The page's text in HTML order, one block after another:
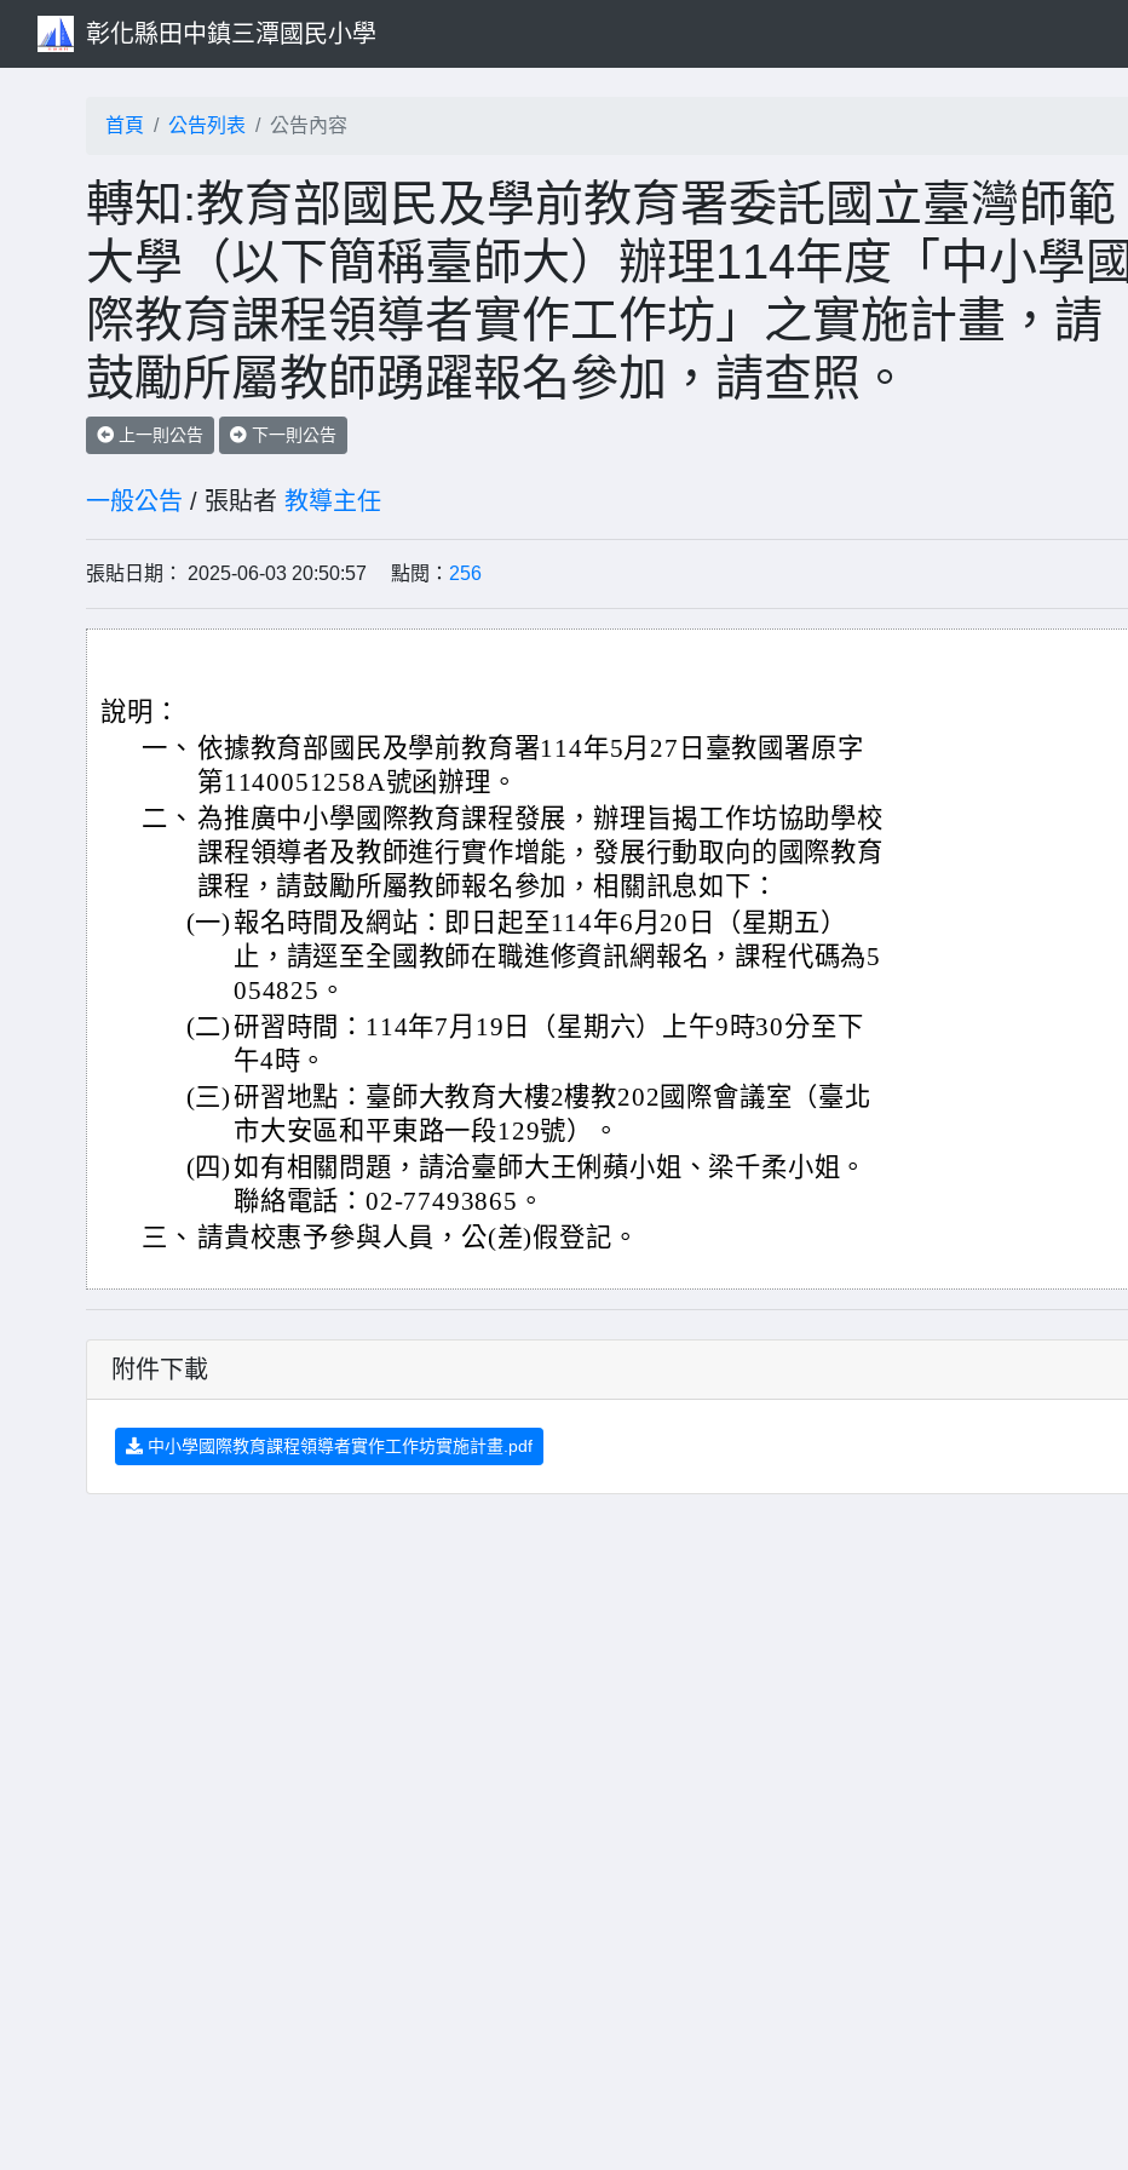
彰化縣田中鎮三潭國民小學
首頁 公告列表 公告內容
轉知:教育部國民及學前教育署委託國立臺灣師範
大學（以下簡稱臺師大）辦理114年度「中小學國
際教育課程領導者實作工作坊」之實施計畫，請
鼓勵所屬教師踴躍報名參加，請查照。
上一則公告 下一則公告
一般公告 / 張貼者 教導主任
張貼日期： 2025-06-03 20:50:57 點閱： 256
說明：
一、 依據教育部國民及學前教育署114年5月27日臺教國署原字
第1140051258A號函辦理。
二、 為推廣中小學國際教育課程發展，辦理旨揭工作坊協助學校
課程領導者及教師進行實作增能，發展行動取向的國際教育
課程，請鼓勵所屬教師報名參加，相關訊息如下：
(一) 報名時間及網站：即日起至114年6月20日（星期五）
止，請逕至全國教師在職進修資訊網報名，課程代碼為5
054825。
(二)研習時間：114年7月19日（星期六）上午9時30分至下
午4時。
(三)研習地點：臺師大教育大樓2樓教202國際會議室（臺北
市大安區和平東路一段129號）。
(四)如有相關問題，請洽臺師大王俐蘋小姐、梁千柔小姐。
聯絡電話：02-77493865。
三、 請貴校惠予參與人員，公(差)假登記。
附件下載
中小學國際教育課程領導者實作工作坊實施計畫.pdf